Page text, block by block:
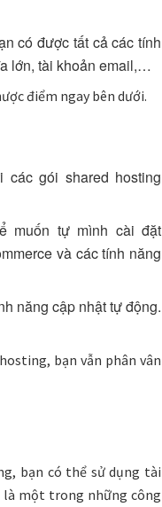
có được tất cả các tính
lớn, tài khoản email,…
điểm ngay bên dưới.
các gói shared hosting
muốn tự mình cài đặt
và các tính năng
năng cập nhật tự động.
bạn vẫn phân vân
bạn có thể sử dụng tài
là một trong những công